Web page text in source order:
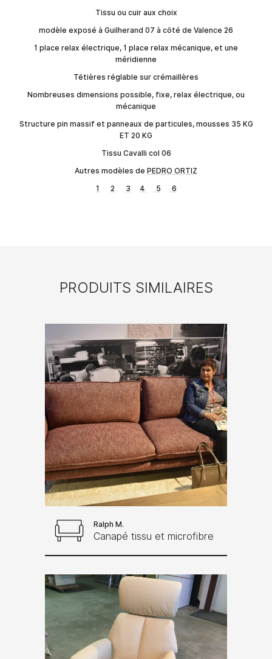
Tissu ou cuir aux choix
modèle exposé à Guilherand 07 à côté de Valence 26
1 place relax électrique, 1 place relax mécanique, et une
méridienne
Têtières réglable sur crémaillères
Nombreuses dimensions possible, fixe, relax électrique, ou
mécanique
Structure pin massif et panneaux de particules, mousses 35 KG
ET 20 KG
Tissu Cavalli col 06
Autres modèles de PEDRO ORTIZ
1
2 3 4 5 6
PRODUITS SIMILAIRES
Ralph M.
Canapé tissu et microfibre